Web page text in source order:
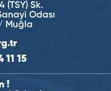
(TSY) Sk.
Odası
Muğla
11 15
!